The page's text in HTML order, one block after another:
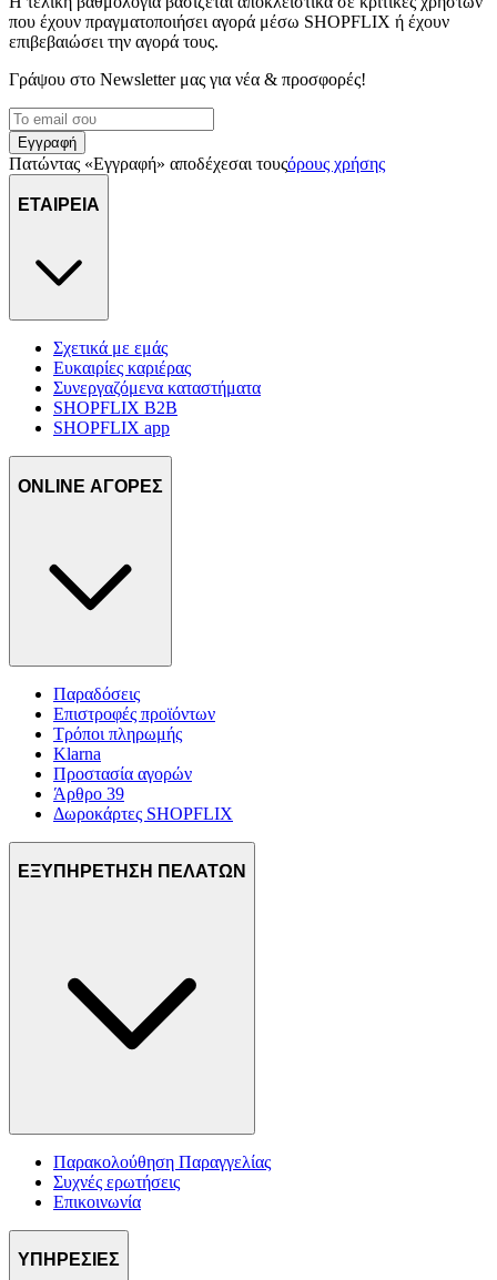
που έχουν πραγματοποιήσει αγορά μέσω SHOPFLIX ή έχουν
επιβεβαιώσει την αγορά τους.
Γράψου στο Νewsletter μας για νέα & προσφορές!
Εγγραφή
Πατώντας «Εγγραφή» αποδέχεσαι τουςόρους χρήσης
ΕΤΑΙΡΕΙΑ
Σχετικά με εμάς
Ευκαιρίες καριέρας
Συνεργαζόμενα καταστήματα
SHOPFLIX B2B
SHOPFLIX app
ONLINE ΑΓΟΡΕΣ
Παραδόσεις
Επιστροφές προϊόντων
Τρόποι πληρωμής
Klarna
Προστασία αγορών
Άρθρο 39
Δωροκάρτες SHOPFLIX
ΕΞΥΠΗΡΕΤΗΣΗ ΠΕΛΑΤΩΝ
Παρακολούθηση Παραγγελίας
Συχνές ερωτήσεις
Επικοινωνία
ΥΠΗΡΕΣΙΕΣ